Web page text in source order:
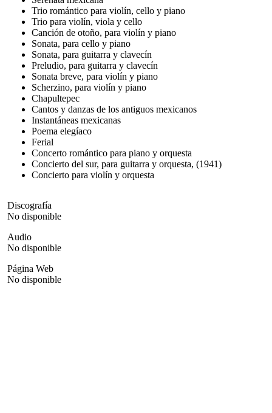
Trio romántico para violín, cello y piano
Trio para violín, viola y cello
Canción de otoño, para violín y piano
Sonata, para cello y piano
Sonata, para guitarra y clavecín
Preludio, para guitarra y clavecín
Sonata breve, para violín y piano
Scherzino, para violín y piano
Chapultepec
Cantos y danzas de los antiguos mexicanos
Instantáneas mexicanas
Poema elegíaco
Ferial
Concerto romántico para piano y orquesta
Concierto del sur, para guitarra y orquesta, (1941)
Concierto para violín y orquesta
Discografía
No disponible
Audio
No disponible
Página Web
No disponible